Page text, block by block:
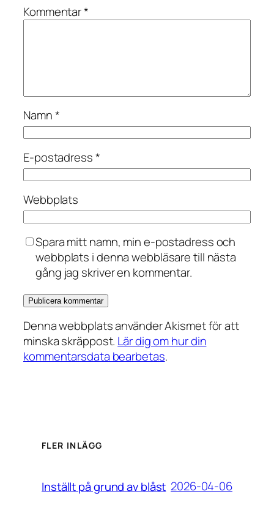
Kommentar*
Namn*
E-postadress*
Webbplats
Spara mitt namn, min e-postadress och
webbplats i denna webbläsare till nästa
gång jag skriver en kommentar.
Denna webbplats använder Akismet för att
minska skräppost. Lär dig om hur din
kommentarsdata bearbetas.
FLER INLÄGG
Inställt på grund av blåst 2026-04-06